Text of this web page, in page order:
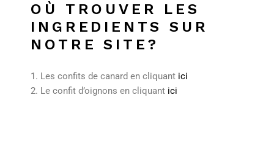
OÙ TROUVER LES
INGREDIENTS SUR
NOTRE SITE?
Les confits de canard en cliquant ici
Le confit d’oignons en cliquant ici